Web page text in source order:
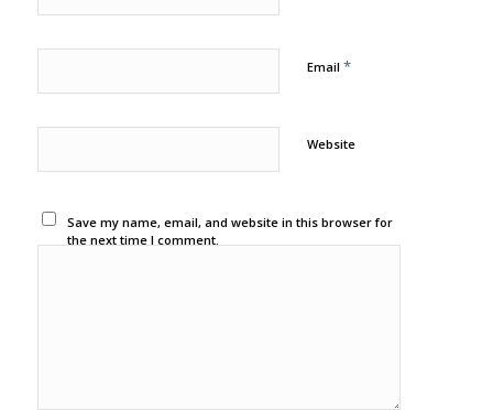
Email *
Website
Save my name, email, and website in this browser for
the next time I comment.